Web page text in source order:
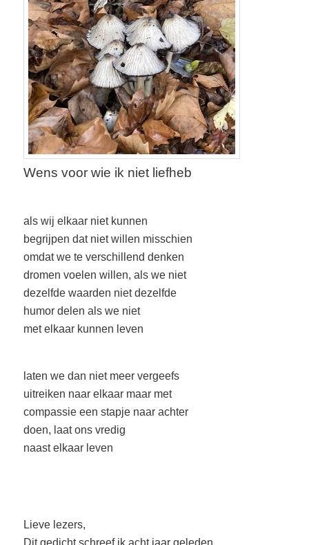
Wens voor wie ik niet liefheb
als wij elkaar niet kunnen
begrijpen dat niet willen misschien
omdat we te verschillend denken
dromen voelen willen, als we niet
dezelfde waarden niet dezelfde
humor delen als we niet
met elkaar kunnen leven
laten we dan niet meer vergeefs
uitreiken naar elkaar maar met
compassie een stapje naar achter
doen, laat ons vredig
naast elkaar leven
Lieve lezers,
Dit gedicht schreef ik acht jaar geleden.